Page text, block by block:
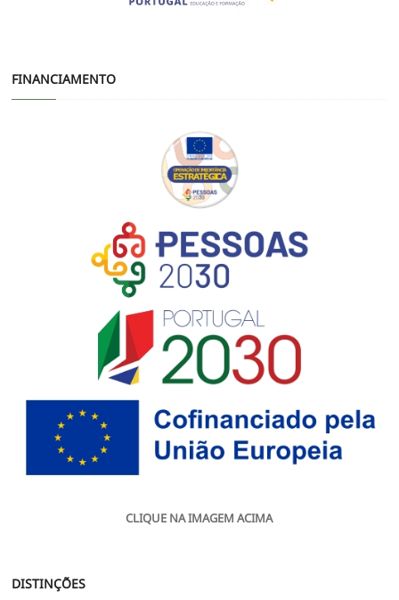
FINANCIAMENTO
CLIQUE NA IMAGEM ACIMA
DISTINÇÕES